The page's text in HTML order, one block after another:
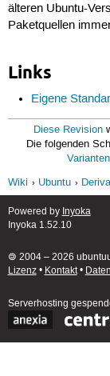
älteren Ubuntu-
Paketquellen
Links
Eigene
Diese Revision
Die folgenden
Varianten
Wiki
Ubuntu
Powered by Inyoka
Inyoka 1.52.10
🄯 2004 – 2026
Lizenz• Kontakt•
Serverhosting